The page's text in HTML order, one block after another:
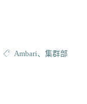
Ambari
集群部